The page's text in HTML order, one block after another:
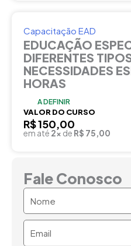
Capacitação EAD
EDUCAÇÃO
DIFERENTES
NECESSIDADES
HORAS
A DEFINIR
VALOR DO CURSO
R$ 150,00
em até 2x de R$ 75,00
Fale Conosco